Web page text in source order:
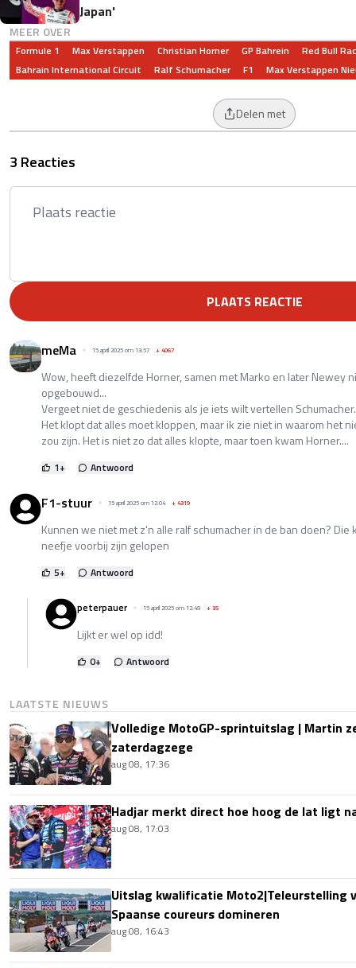
Japan'
MEER OVER
Formule 1 Max Verstappen Christian Horner GP Bahrein
Red Bull
Bahrain International Circuit
Ralf Schumacher F1 Max Verstappen
Delen met
3 Reacties
PLAATS REACTIE
meMa 15 april 2025 om 13:57 +4067
Wow, heeft diezelfde Horner, samen met Marko en later Newey
opgebouwd...
Vergeet niet de geschiedenis als je iets wilt vertellen Schumacher.
Het klopt dat alles moet kloppen, maar ik zie niet in waarom het
zou zijn. Het is niet zo dat alles klopte, maar toen kwam Horner....
1+ Antwoord
F1-stuur 15 april 2025 om 12:04 +4319
Kunnen we niet met z'n alle ralf schumacher in de ban doen? Die
neefje voorbij zijn gelopen
5+ Antwoord
peterpauer 15 april 2025 om 12:49 +35
Lijkt er wel op idd!
0+ Antwoord
LAATSTE NIEUWS
Volledige MotoGP-sprintuitslag | Martin
zaterdagzege
aug 08, 17:36
Hadjar merkt direct hoe hoog de lat ligt
aug 08, 17:03
Uitslag kwalificatie Moto2|Teleurstelling
Spaanse coureurs domineren
aug 08, 16:43